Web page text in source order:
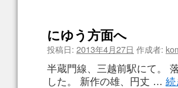
にゆう方面へ
投稿日: 2013年4月27日 作成者:
半蔵門線、三越前駅にて。
した。 新作の雄、円丈 … 続